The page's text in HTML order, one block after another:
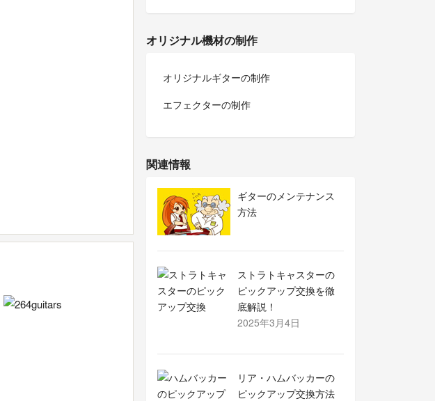
オリジナル機材の制作
オリジナルギターの制作
エフェクターの制作
関連情報
ギターのメンテナンス
方法
ストラトキャスターの
ピックアップ交換を徹
底解説！
2025年3月4日
リア・ハムバッカーの
ピックアップ交換方法